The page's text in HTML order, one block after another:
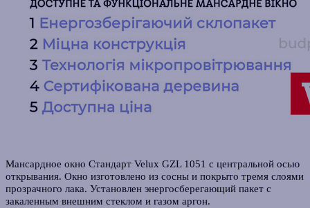
Мансардное окно Стандарт Velux GZL 1051 с центральной осью
открывания. Окно изготовлено из сосны и покрыто тремя слоями
прозрачного лака. Установлен энергосберегающий пакет с
закаленным внешним стеклом и газом аргон.